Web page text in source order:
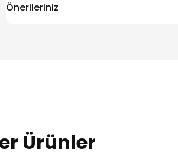
Önerileriniz
Ürünler